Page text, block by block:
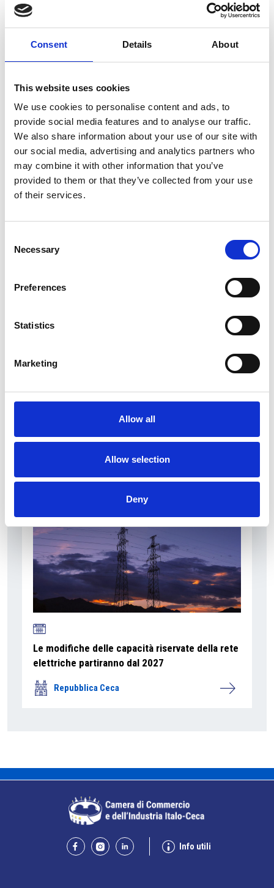
Consent Details About
This website uses cookies
We use cookies to personalise content and ads, to
provide social media features and to analyse our traffic.
We also share information about your use of our site with
our social media, advertising and analytics partners who
may combine it with other information that you’ve
provided to them or that they’ve collected from your use
of their services.
Selection
Necessary
Preferences
Statistics
Marketing
Allow all
Allow selection
Deny
6 Agosto 2026
L’interscambio Italia – Repubblica ha superato
nel primo semestre i dieci miliardi di euro
Interviste
Overview Economica
Overview Economica
Repubblica Ceca
Le modifiche delle capacità riservate della rete
elettriche partiranno dal 2027
Repubblica Ceca
Info utili